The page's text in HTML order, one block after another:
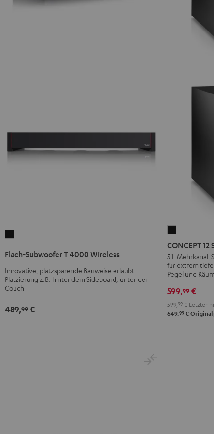
T
4000
Wireless
Schwarz
Flach-Subwoofer T 4000 Wireless
Innovative, platzsparende Bauweise erlaubt
Platzierung z.B. hinter dem Sideboard, unter der
Couch
489,99 €
12
Subwoofer
Schwarz
CONCEPT
5.1-
für extrem
Pegel und
599,99 €
599, 99 € Letzter
649,99 €